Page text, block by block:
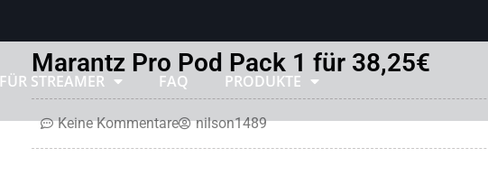
FÜR STREAMER FAQ PRODUKTE
Marantz Pro Pod Pack 1 für 38,25€
Keine Kommentare nilson1489